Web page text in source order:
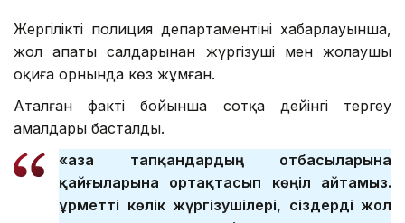
Жергілікті полиция департаментінің хабарлауынша,
жол апаты салдарынан жүргізуші мен жолаушы
оқиға орнында көз жұмған.
Аталған факті бойынша сотқа дейінгі тергеу
амалдары басталды.
«Қаза тапқандардың отбасыларына
қайғыларына ортақтасып көңіл айтамыз.
Құрметті көлік жүргізушілері, сіздерді жол